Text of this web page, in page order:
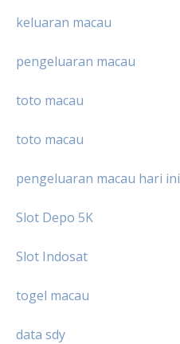
keluaran macau
pengeluaran macau
toto macau
toto macau
pengeluaran macau hari ini
Slot Depo 5K
Slot Indosat
togel macau
data sdy